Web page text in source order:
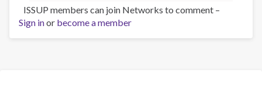
ISSUP members can join Networks to comment –
Sign inor become a member